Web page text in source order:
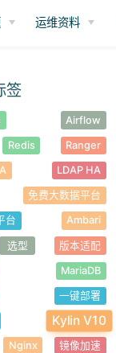
运维资料
签
Airflow
Redis Ranger
LDAP HA
免费大数据平台
台 Ambari
选型 版本适配
MariaDB
一键部署
Kylin V10
Nginx 镜像加速